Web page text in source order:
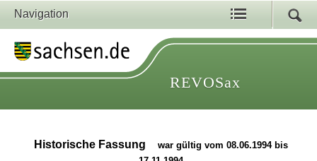
Navigation
REVOSax
Historische Fassung
war gültig vom 08.06.1994 bis